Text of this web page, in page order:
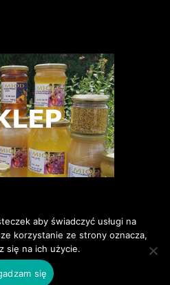
aby świadczyć usługi na
korzystanie ze strony oznacza,
się na ich użycie.
się